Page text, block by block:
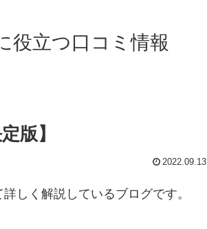
役立つ口コミ情報
版】
2022.09.13
しく解説しているブログです。